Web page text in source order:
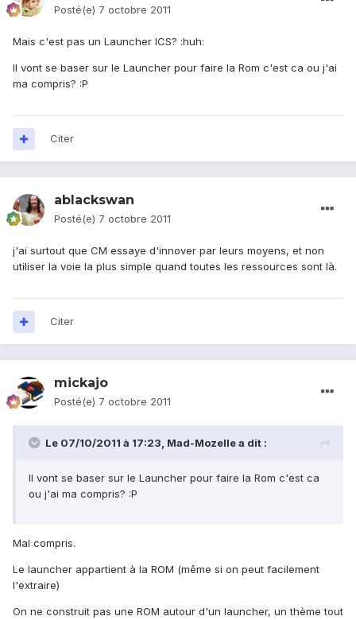
Posté(e) 7 octobre 2011
Mais c'est pas un Launcher ICS? :huh:
Il vont se baser sur le Launcher pour faire la Rom c'est ca ou j'ai
ma compris? :P
Citer
ablackswan
Posté(e) 7 octobre 2011
j'ai surtout que CM essaye d'innover par leurs moyens, et non
utiliser la voie la plus simple quand toutes les ressources sont là.
Citer
mickajo
Posté(e) 7 octobre 2011
Le 07/10/2011 à 17:23, Mad-Mozelle a dit :
Il vont se baser sur le Launcher pour faire la Rom c'est ca
ou j'ai ma compris? :P
Mal compris.
Le launcher appartient à la ROM (même si on peut facilement
l'extraire)
On ne construit pas une ROM autour d'un launcher, un thème tout